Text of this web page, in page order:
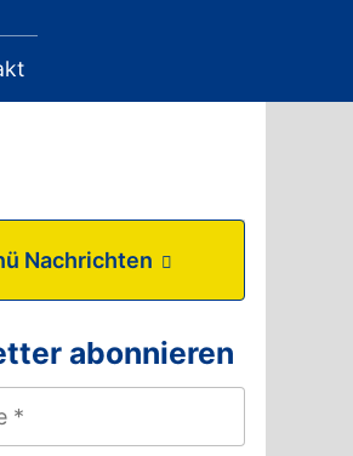
Nachrichten
abonnieren